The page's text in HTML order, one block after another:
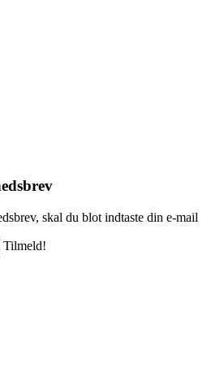
skal du blot indtaste din e-mail
Tilmeld!